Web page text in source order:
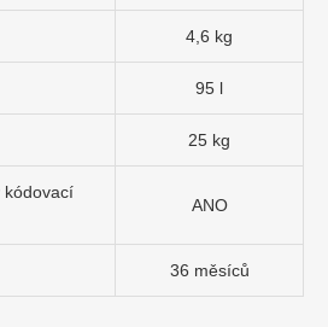
4,6 kg
95 l
25 kg
kódovací
ANO
36 měsíců